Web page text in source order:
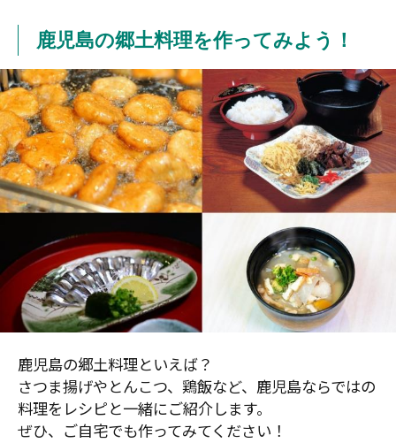
鹿児島の郷土料理を作ってみよう！
鹿児島の郷土料理といえば？
さつま揚げやとんこつ、鶏飯など、鹿児島ならではの
料理をレシピと一緒にご紹介します。
ぜひ、ご自宅でも作ってみてください！